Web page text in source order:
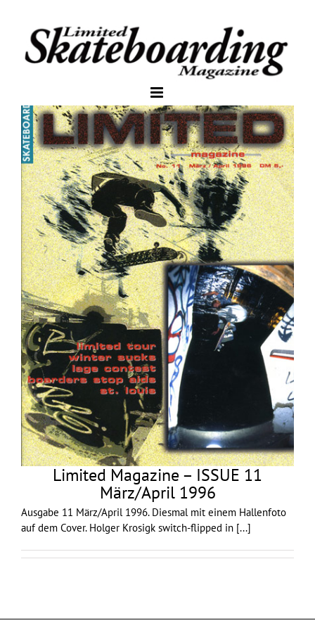
Limited Magazine – ISSUE 11
März/April 1996
Ausgabe 11 März/April 1996. Diesmal mit einem Hallenfoto
auf dem Cover. Holger Krosigk switch-flipped in [...]